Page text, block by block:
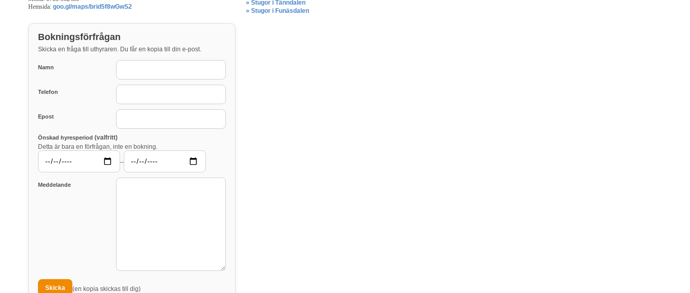
Hemsida: goo.gl/maps/brid5f8wGwS2
Bokningsförfrågan
Skicka en fråga till uthyraren. Du får en kopia till din e-post.
Namn
Telefon
Epost
Önskad hyresperiod (valfritt)
Detta är bara en förfrågan, inte en bokning.
–
Meddelande
(en kopia skickas till dig)
» Stugor i Tänndalen
» Stugor i Funäsdalen